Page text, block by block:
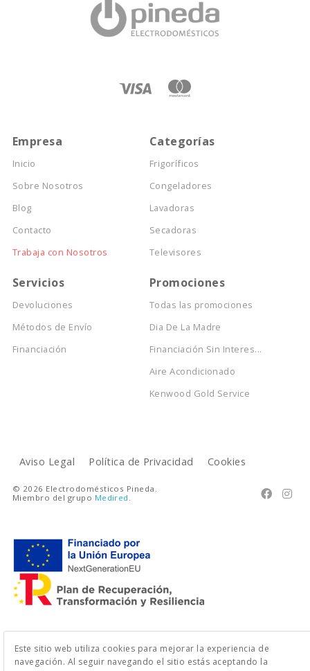
Empresa
Inicio
Sobre Nosotros
Blog
Contacto
Trabaja con Nosotros
Categorías
Frigoríficos
Congeladores
Lavadoras
Secadoras
Televisores
Servicios
Devoluciones
Métodos de Envío
Financiación
Promociones
Todas las promociones
Dia De La Madre
Financiación Sin Interes...
Aire Acondicionado
Kenwood Gold Service
Aviso Legal Política de Privacidad Cookies
 
© 2026 Electrodomésticos Pineda.
Miembro del grupo Medired
Este sitio web utiliza cookies para mejorar la experiencia de
navegación. Al seguir navegando el sitio estás aceptando la